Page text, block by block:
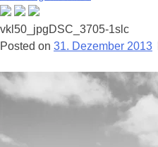
vkl50_jpgDSC_3705-1slc
Posted on 31. Dezember 2013